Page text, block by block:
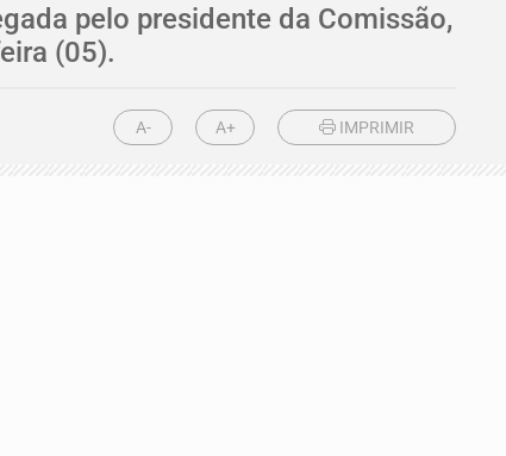
pelo presidente da Comissão,
(05).
A- A+ IMPRIMIR